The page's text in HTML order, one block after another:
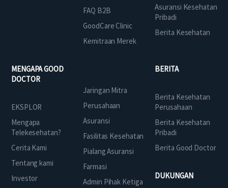
FAQ B2B
GoodCare Clinic
Kemitraan Merek
Asuransi Kesehatan
Pribadi
Berita Kesehatan
MENGAPA GOOD
DOCTOR
EKSPLOR
Mengapa
Telekesehatan?
Cerita Kami
Tentang kami
Investor
Jaringan Mitra
Perusahaan
Asuransi
Fasilitas Kesehatan
Pialang Asuransi
Farmasi
Admin Pihak Ketiga
BERITA
Berita Kesehatan
Perusahaan
Berita Kesehatan
Pribadi
Berita Good Doctor
DUKUNGAN